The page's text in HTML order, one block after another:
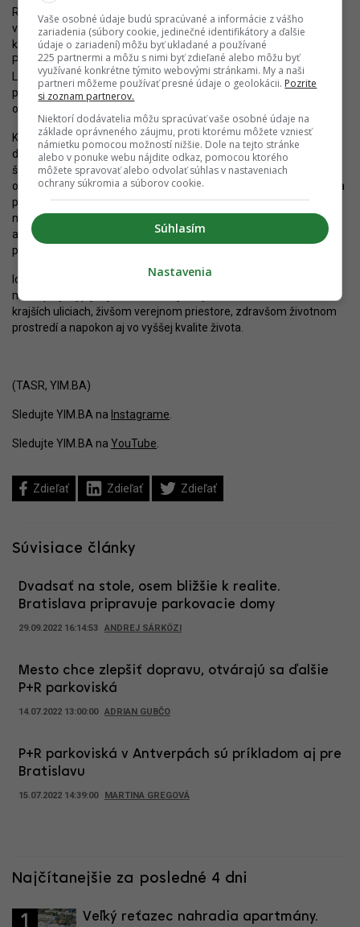
Rovnaký účel majú parkoviská v mestách a obciach
v Bratislavskom kraji. Ten je už omnoho ďalej, keďže vcelku
kvalitné prestupné terminály vznikli v Malackách, Šenkviciach,
Pezinku, vo Svätom Jure, v Ivanke pri Dunaji, Miloslavove,
Lehniciach, Kvetoslavove či v Senci. V tomto meste sa má navyše
parkovanie ešte zlepšiť, keďže tu Bratislavský samosprávny kraj
ohlásil výstavbu parkovacieho domu.
Krok po kroku sa tak vytvárajú predpoklady pre celkové zlepšenie
dopravnej situácie v Bratislave. Na sídliskách a vo viacerých
štvrtiach vzniknú parkovacie domy, ktoré umožnia vyčistiť
obparkované ulice. Dopomôže k tomu aj rozširujúca sa parkovacia
politika a blížiaci sa zákaz parkovania na chodníkoch. Na okraji
mesta alebo na predmestiach by zas mali vzniknúť skutočné
a kapacitné P+R parkoviská s tisíckami miest a umožňujúce
prestup na verejnú dopravu.
Ide o smer, ktorým sa uberajú všetky vyspelé a zaťažené
metropoly. Vyplývajú z toho len výhody, ktoré sa odrazia na
krajších uliciach, živšom verejnom priestore, zdravšom životnom
prostredí a napokon aj vo vyššej kvalite života.
(TASR, YIM.BA)
Sledujte YIM.BA na Instagrame
Sledujte YIM.BA na YouTube
Zdieľať Zdieľať Zdieľať
Súvisiace články
Dvadsať na stole, osem bližšie k realite.
Bratislava pripravuje parkovacie domy
29.09.2022 16:14:53 ANDREJ SÁRKÖZI
Mesto chce zlepšiť dopravu, otvárajú sa ďalšie
P+R parkoviská
14.07.2022 13:00:00 ADRIAN GUBČO
P+R parkoviská v Antverpách sú príkladom aj pre
Bratislavu
15.07.2022 14:39:00 MARTINA GREGOVÁ
Najčítanejšie za posledné 4 dni
Veľký reťazec nahradia apartmány.
Vaše osobné údaje budú spracúvané a informácie z vášho
zariadenia (súbory cookie, jedinečné identifikátory a ďalšie
údaje o zariadení) môžu byť ukladané a používané
225 partnermi a môžu s nimi byť zdieľané alebo môžu byť
využívané konkrétne týmito webovými stránkami. My a naši
partneri môžeme používať presné údaje o geolokácii. Pozrite
si zoznam partnerov.
Niektorí dodávatelia môžu spracúvať vaše osobné údaje na
základe oprávneného záujmu, proti ktorému môžete vzniesť
námietku pomocou možností nižšie. Dole na tejto stránke
alebo v ponuke webu nájdite odkaz, pomocou ktorého
môžete spravovať alebo odvolať súhlas v nastaveniach
ochrany súkromia a súborov cookie.
Súhlasím
Nastavenia